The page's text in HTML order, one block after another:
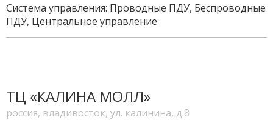
Система управления: Проводные ПДУ, Беспроводные
ПДУ, Центральное управление
ТЦ «КАЛИНА МОЛЛ»
россия, владивосток, ул. калинина, д.8